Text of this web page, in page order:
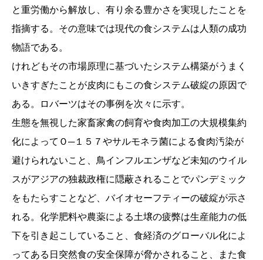
と重労働から解放し、有り余る豊かさを実現したことを
指摘する。その意味では現代の食システムは人類の成功
物語である。
けれどもその市場原理に基づいたシステム構築がうまく
いきすぎたことが皮肉にもこの食システム破綻の原因で
ある。ロバーツはその事例を次々に示す。
生態を無視した家畜家禽の飼育や食肉加工の大規模集約
化によってＯ─１５７やサルモネラ菌による食肉汚染が
避けられないこと、鳥インフルエンザなど未知のウイル
スがアジアの独裁政権に隠蔽されることでパンデミック
をもたらすことなど、バイオセーフティーの破綻が示さ
れる。化学肥料や農薬による土壌の疲弊は生産能力の低
下を引き起こしていること、食経済のグローバル化によ
ってある日突然食の安全保障が脅かされること、また食